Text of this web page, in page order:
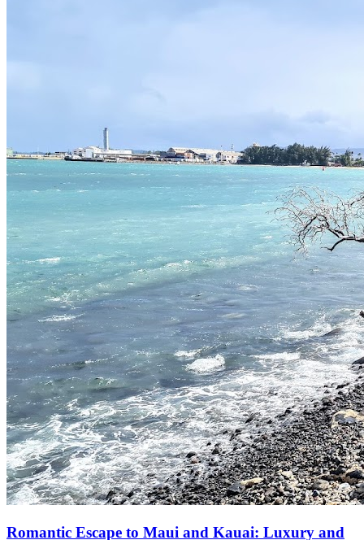
Romantic Escape to Maui and Kauai: Luxury and